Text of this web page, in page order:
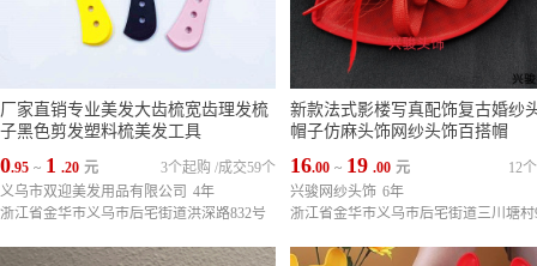
厂家直销专业美发大齿梳宽齿理发梳
子黑色剪发塑料梳美发工具
0.95 ~ 1 .20 元 成交59个
3个起购 /
义乌市双迎美发用品有限公司 4年
浙江省金华市义乌市后宅街道洪深路832号
新款法式影楼写真配饰复古婚纱
帽子仿麻头饰网纱头饰百搭帽
16.00 ~ 19 .00 元
12
兴骏网纱头饰 6年
浙江省金华市义乌市后宅街道三川塘村